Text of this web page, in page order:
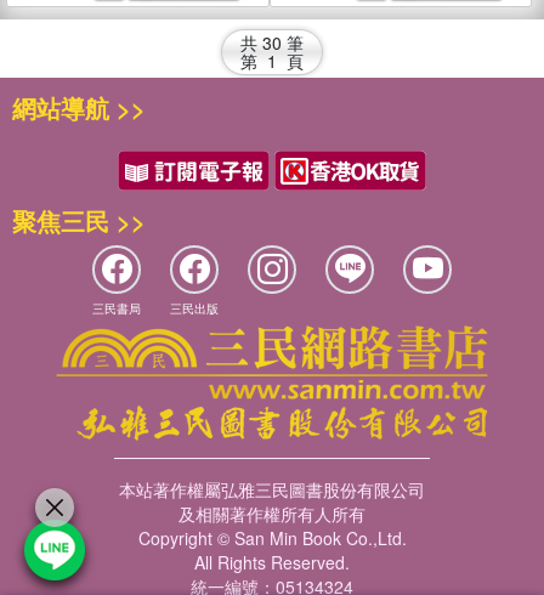
共 30 筆
第 1 頁
網站導航 >>
聚焦三民 >>
三民書局 三民出版
本站著作權屬弘雅三民圖書股份有限公司
及相關著作權所有人所有
Copyright © San Min Book Co.,Ltd.
All Rights Reserved.
統一編號：05134324